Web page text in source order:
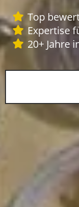
Top
Expertise
20+ Jahre